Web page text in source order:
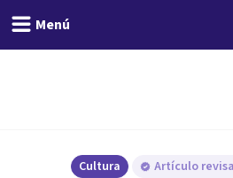
Menú
Cultura Artículo